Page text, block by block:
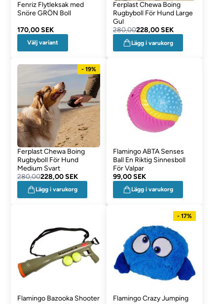
Fenriz Flytleksak med
Snöre GRÖN Boll
170,00 SEK
Välj variant
Ferplast Chewa Boing
Rugbyboll För Hund Large
Gul
280,00228,00 SEK
Lägg i varukorg
- 19%
Ferplast Chewa Boing
Rugbyboll För Hund
Medium Svart
280,00228,00 SEK
Lägg i varukorg
Flamingo ABTA Senses
Ball En Riktig Sinnesboll
För Valpar
99,00 SEK
Lägg i varukorg
Flamingo Bazooka Shooter
- 17%
Flamingo Crazy Jumping